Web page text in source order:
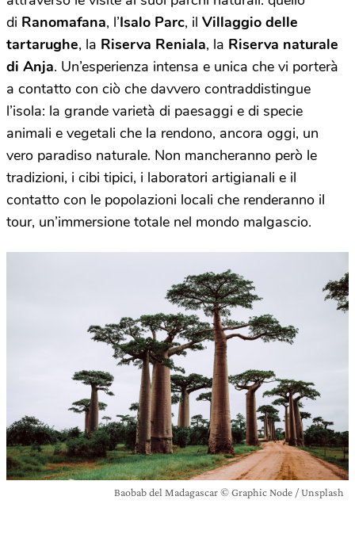
di Ranomafana, l’Isalo Parc, il Villaggio delle
tartarughe, la Riserva Reniala, la Riserva naturale
di Anja. Un’esperienza intensa e unica che vi porterà
a contatto con ciò che davvero contraddistingue
l’isola: la grande varietà di paesaggi e di specie
animali e vegetali che la rendono, ancora oggi, un
vero paradiso naturale. Non mancheranno però le
tradizioni, i cibi tipici, i laboratori artigianali e il
contatto con le popolazioni locali che renderanno il
tour, un’immersione totale nel mondo malgascio.
Baobab del Madagascar © Graphic Node / Unsplash